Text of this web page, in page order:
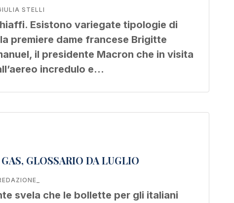
STELLI
Esistono variegate tipologie di
premiere dame francese Brigitte
il presidente Macron che in visita
incredulo e…
GLOSSARIO DA LUGLIO
svela che le bollette per gli italiani